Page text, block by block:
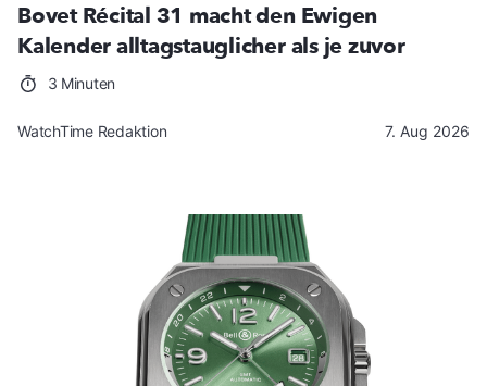
Bovet Récital 31 macht den Ewigen
Kalender alltagstauglicher als je zuvor
3 Minuten
WatchTime Redaktion 7. Aug 2026